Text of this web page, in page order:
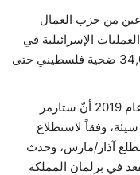
من حزب العمال
الإسرائيلية في
غزة، والتي أسفرت عن وقوع أكثر من 34,000 ضحية فلسطيني حتى
واعتقد أكثر من نصف ناخبي حزب العمال عام 2019 أنّ ستارمر
وفقاً لاستطلاع
لآراء 496 ناخباً، مطلع آذار/مارس، وحدث
في برلمان المملكة